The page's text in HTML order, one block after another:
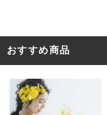
おすすめ商品